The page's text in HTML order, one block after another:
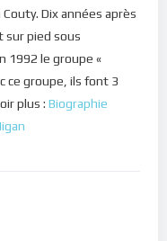
Dix années après
sur pied sous
1992 le groupe «
ce groupe, ils font 3
plus : Biographie